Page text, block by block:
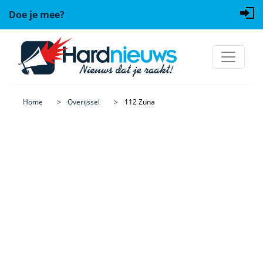
Doe je mee?
Home Overijssel 112 Zuna